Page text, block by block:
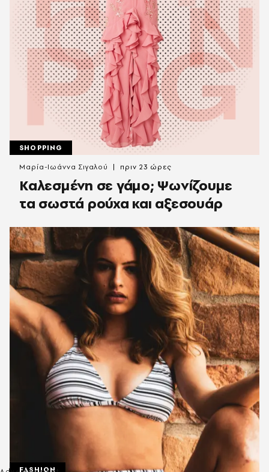
SHOPPING
Καλεσμένη σε γάμο; Ψωνίζουμε
τα σωστά ρούχα και αξεσουάρ
Μαρία-Ιωάννα Σιγαλού πριν 23 ώρες
FASHION